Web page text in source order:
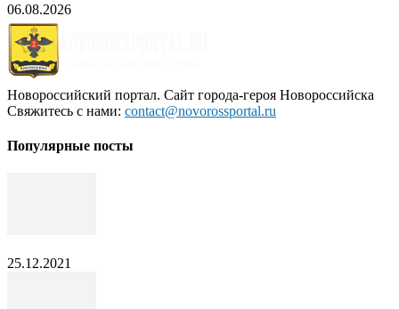
06.08.2026
Новороссийский портал. Сайт города-героя Новороссийска
Свяжитесь с нами: contact@novorossportal.ru
Популярные посты
25.12.2021